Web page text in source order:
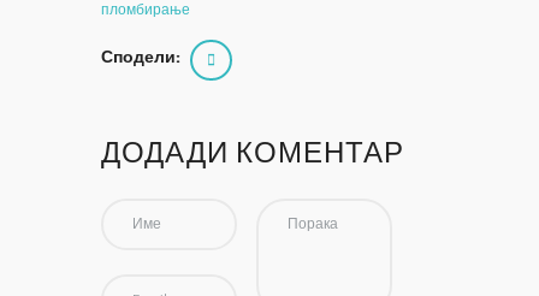
пломбирање
Сподели:
ДОДАДИ КОМЕНТАР